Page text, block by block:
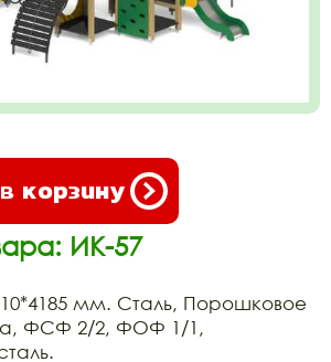
корзину
ИК-57
мм. Сталь, Порошковое
ФСФ 2/2, ФОФ 1/1,